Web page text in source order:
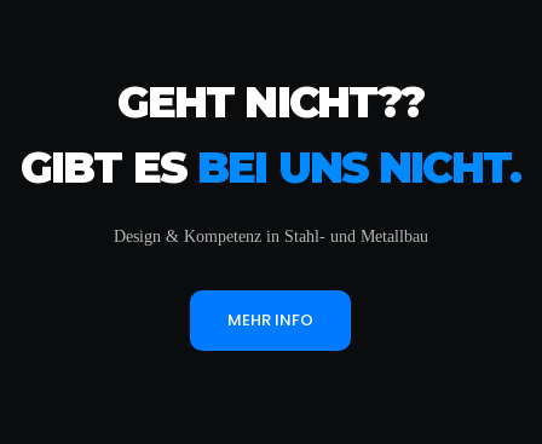
GEHT NICHT??
GIBT ES BEI UNS NICHT.
Design & Kompetenz in Stahl- und Metallbau
MEHR INFO